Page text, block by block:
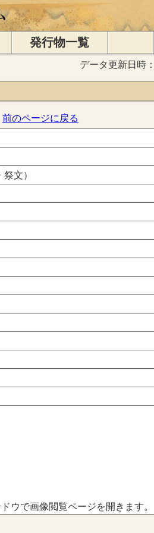
発行物一覧
データ更新日時：
前のページに戻る
文）
ウで画像閲覧ページを開きます。